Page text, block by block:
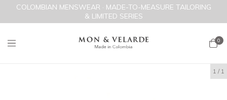
COLOMBIAN MENSWEAR · MADE-TO-MEASURE TAILORING
& LIMITED SERIES
0
1 / 1